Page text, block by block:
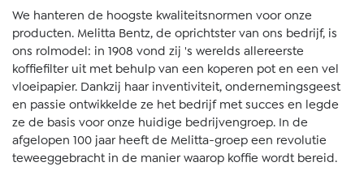
We hanteren de hoogste kwaliteitsnormen voor onze
producten. Melitta Bentz, de oprichtster van ons bedrijf, is
ons rolmodel: in 1908 vond zij 's werelds allereerste
koffiefilter uit met behulp van een koperen pot en een vel
vloeipapier. Dankzij haar inventiviteit, ondernemingsgeest
en passie ontwikkelde ze het bedrijf met succes en legde
ze de basis voor onze huidige bedrijvengroep. In de
afgelopen 100 jaar heeft de Melitta-groep een revolutie
teweeggebracht in de manier waarop koffie wordt bereid.